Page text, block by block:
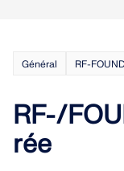
Versions
Général RF-
RF-/
rée